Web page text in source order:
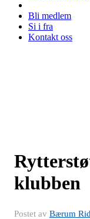
Bli medlem
Si i fra
Kontakt oss
klubben
Postet av Bærum